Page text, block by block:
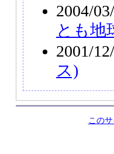
2004/
とも地
2001/
ス)
この